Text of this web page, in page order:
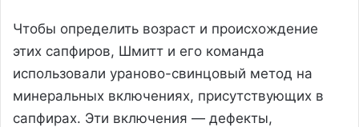
Чтобы определить возраст и происхождение
этих сапфиров, Шмитт и его команда
использовали ураново-свинцовый метод на
минеральных включениях, присутствующих в
сапфирах. Эти включения — дефекты,